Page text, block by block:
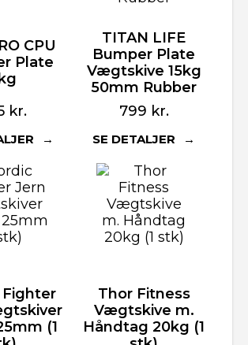
CPU
Plate
kr.
TITAN LIFE
Bumper Plate
Vægtskive 15kg
50mm Rubber
799 kr.
SE DETALJER
(1
Thor Fitness
Vægtskive m.
Håndtag 20kg (1